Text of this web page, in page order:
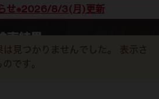
せ※2026/8/3(月)更新
結果
索結果
は見つかりませんでした。 表示さ
です。